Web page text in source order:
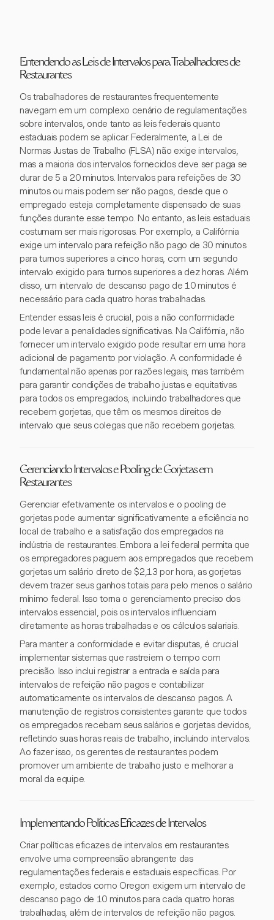
Entendendo as Leis de Intervalos para Trabalhadores de
Restaurantes
Os trabalhadores de restaurantes frequentemente
navegam em um complexo cenário de regulamentações
sobre intervalos, onde tanto as leis federais quanto
estaduais podem se aplicar. Federalmente, a Lei de
Normas Justas de Trabalho (FLSA) não exige intervalos,
mas a maioria dos intervalos fornecidos deve ser paga se
durar de 5 a 20 minutos. Intervalos para refeições de 30
minutos ou mais podem ser não pagos, desde que o
empregado esteja completamente dispensado de suas
funções durante esse tempo. No entanto, as leis estaduais
costumam ser mais rigorosas. Por exemplo, a Califórnia
exige um intervalo para refeição não pago de 30 minutos
para turnos superiores a cinco horas, com um segundo
intervalo exigido para turnos superiores a dez horas. Além
disso, um intervalo de descanso pago de 10 minutos é
necessário para cada quatro horas trabalhadas.
Entender essas leis é crucial, pois a não conformidade
pode levar a penalidades significativas. Na Califórnia, não
fornecer um intervalo exigido pode resultar em uma hora
adicional de pagamento por violação. A conformidade é
fundamental não apenas por razões legais, mas também
para garantir condições de trabalho justas e equitativas
para todos os empregados, incluindo trabalhadores que
recebem gorjetas, que têm os mesmos direitos de
intervalo que seus colegas que não recebem gorjetas.
Gerenciando Intervalos e Pooling de Gorjetas em
Restaurantes
Gerenciar efetivamente os intervalos e o pooling de
gorjetas pode aumentar significativamente a eficiência no
local de trabalho e a satisfação dos empregados na
indústria de restaurantes. Embora a lei federal permita que
os empregadores paguem aos empregados que recebem
gorjetas um salário direto de $2,13 por hora, as gorjetas
devem trazer seus ganhos totais para pelo menos o salário
mínimo federal. Isso torna o gerenciamento preciso dos
intervalos essencial, pois os intervalos influenciam
diretamente as horas trabalhadas e os cálculos salariais.
Para manter a conformidade e evitar disputas, é crucial
implementar sistemas que rastreiem o tempo com
precisão. Isso inclui registrar a entrada e saída para
intervalos de refeição não pagos e contabilizar
automaticamente os intervalos de descanso pagos. A
manutenção de registros consistentes garante que todos
os empregados recebam seus salários e gorjetas devidos,
refletindo suas horas reais de trabalho, incluindo intervalos.
Ao fazer isso, os gerentes de restaurantes podem
promover um ambiente de trabalho justo e melhorar a
moral da equipe.
Implementando Políticas Eficazes de Intervalos
Criar políticas eficazes de intervalos em restaurantes
envolve uma compreensão abrangente das
regulamentações federais e estaduais específicas. Por
exemplo, estados como Oregon exigem um intervalo de
descanso pago de 10 minutos para cada quatro horas
trabalhadas, além de intervalos de refeição não pagos.